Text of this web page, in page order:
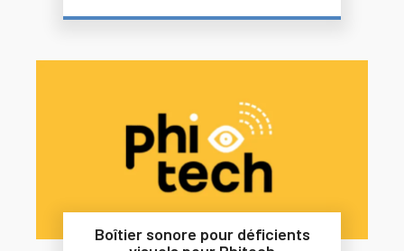
Boîtier sonore pour déficients